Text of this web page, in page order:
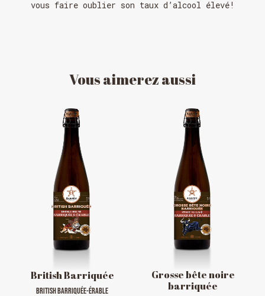
vous faire oublier son taux d’alcool élevé!
Vousaimerezaussi
British Barriquée
BRITISH BARRIQUÉE-ÉRABLE
Grosse bête noire
barriquée
HORAIRE DES FÊTES
FERMÉ du 23 au 25 décembre
OUVERT 26 et 27 déc. de 11h à 22h
OUVERT 28 et 29 déc. de 09h à 22h
OUVERT 30 déc. de 11h à 22h
FERMÉ 31 déc. et 01 janvier